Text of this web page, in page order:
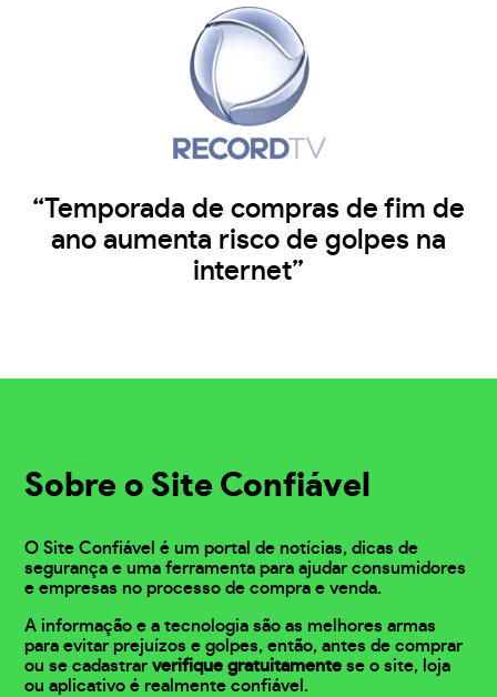
“Temporada de compras de fim de
ano aumenta risco de golpes na
internet”
Sobre o Site Confiável
O Site Confiável é um portal de notícias, dicas de
segurança e uma ferramenta para ajudar consumidores
e empresas no processo de compra e venda.
A informação e a tecnologia são as melhores armas
para evitar prejuízos e golpes, então, antes de comprar
ou se cadastrarverifique gratuitamente se o site, loja
ou aplicativo é realmente confiável.